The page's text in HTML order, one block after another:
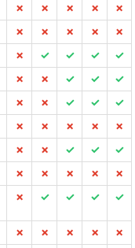
✗ ✗ ✗ ✗
✗
✗ ✗ ✗ ✗
✗
✗ ✓ ✓ ✓
✓
✗ ✗ ✓ ✓
✓
✗ ✗ ✓ ✓
✓
✗ ✗ ✗ ✗
✗
✗ ✗ ✓ ✓
✓
✗ ✗ ✗ ✗
✗
✗ ✓ ✓ ✓ ✓
✗ ✗ ✗ ✗
✗